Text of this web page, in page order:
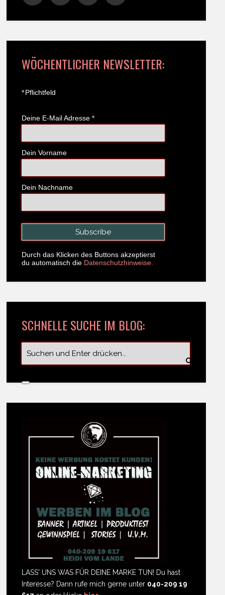
WÖCHENTLICHER NEWSLETTER:
*Pflichtfeld
Deine E-Mail Adresse *
Dein Vorname
Dein Nachname
Durch das Klicken des Buttons akzeptierst
du automatisch die Datenschutzhinweise.
SCHNELLE SUCHE IM BLOG:
LASS' UNS WAS FÜR DEINE MARKE TUN! Du hast
Interesse? Dann rufe mich gerne unter 040-209 19